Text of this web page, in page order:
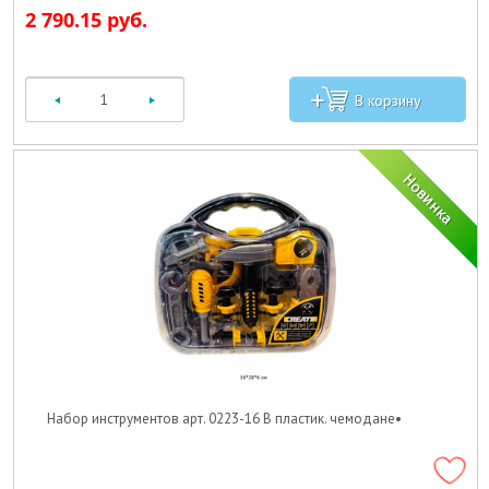
2 790.15 руб.
Набор инструментов арт. 0223-16 В пластик. чемодане•